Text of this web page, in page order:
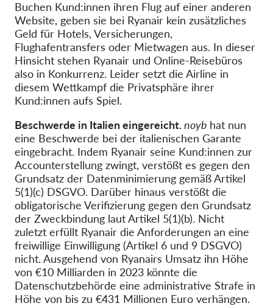
Buchen Kund:innen ihren Flug auf einer anderen
Website, geben sie bei Ryanair kein zusätzliches
Geld für Hotels, Versicherungen,
Flughafentransfers oder Mietwagen aus. In dieser
Hinsicht stehen Ryanair und Online-Reisebüros
also in Konkurrenz. Leider setzt die Airline in
diesem Wettkampf die Privatsphäre ihrer
Kund:innen aufs Spiel.
Beschwerde in Italien eingereicht.noyb hat nun
eine Beschwerde bei der italienischen Garante
eingebracht. Indem Ryanair seine Kund:innen zur
Accounterstellung zwingt, verstößt es gegen den
Grundsatz der Datenminimierung gemäß Artikel
5(1)(c) DSGVO. Darüber hinaus verstößt die
obligatorische Verifizierung gegen den Grundsatz
der Zweckbindung laut Artikel 5(1)(b). Nicht
zuletzt erfüllt Ryanair die Anforderungen an eine
freiwillige Einwilligung (Artikel 6 und 9 DSGVO)
nicht. Ausgehend von Ryanairs Umsatz ihn Höhe
von €10 Milliarden in 2023 könnte die
Datenschutzbehörde eine administrative Strafe in
Höhe von bis zu €431 Millionen Euro verhängen.